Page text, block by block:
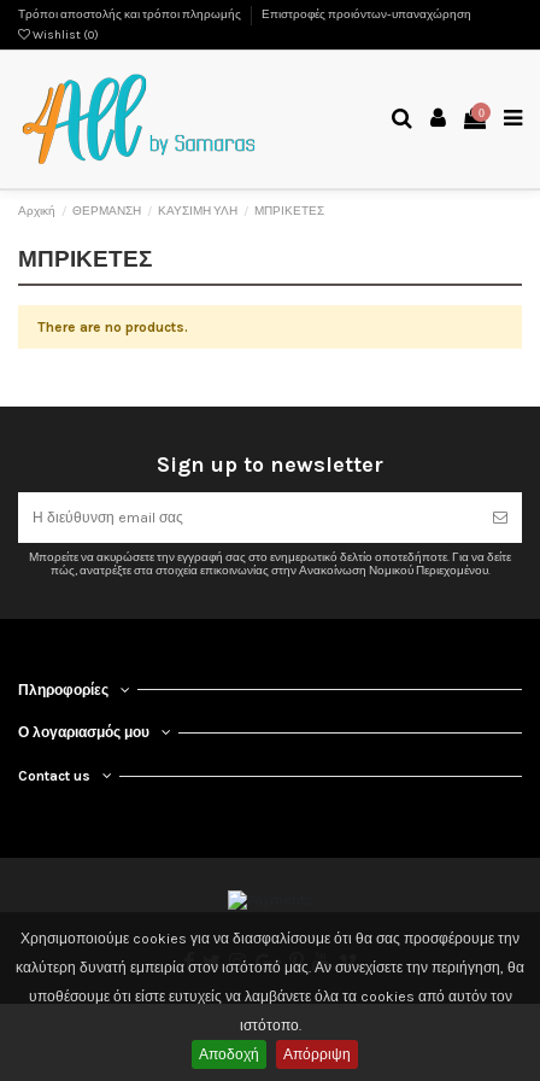
Τρόποι αποστολής και τρόποι πληρωμής
Επιστροφές προιόντων-υπαναχώρηση
Wishlist (0)
0
Αρχική ΘΕΡΜΑΝΣΗ ΚΑΥΣΙΜΗ ΥΛΗ ΜΠΡΙΚΕΤΕΣ
ΜΠΡΙΚΕΤΕΣ
There are no products.
Sign up to newsletter
Μπορείτε να ακυρώσετε την εγγραφή σας στο ενημερωτικό δελτίο οποτεδήποτε. Για να δείτε
πώς, ανατρέξτε στα στοιχεία επικοινωνίας στην Ανακοίνωση Νομικού Περιεχομένου.
Πληροφορίες
Ο λογαριασμός μου
Contact us
2020 Powered by 3dd. Design By Tsilis. All Rights Reserved
Χρησιμοποιούμε cookies για να διασφαλίσουμε ότι θα σας προσφέρουμε την
καλύτερη δυνατή εμπειρία στον ιστότοπό μας. Αν συνεχίσετε την περιήγηση, θα
υποθέσουμε ότι είστε ευτυχείς να λαμβάνετε όλα τα cookies από αυτόν τον
ιστότοπο.
Αποδοχή
Απόρριψη